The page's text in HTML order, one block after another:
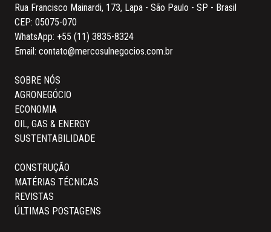
Rua Francisco Mainardi, 173, Lapa - São Paulo - SP - Brasil
CEP: 05075-070
WhatsApp: +55 (11) 3835-8324
Email: contato@mercosulnegocios.com.br
SOBRE NÓS
AGRONEGÓCIO
ECONOMIA
OIL, GAS & ENERGY
SUSTENTABILIDADE
CONSTRUÇÃO
MATÉRIAS TÉCNICAS
REVISTAS
ÚLTIMAS POSTAGENS